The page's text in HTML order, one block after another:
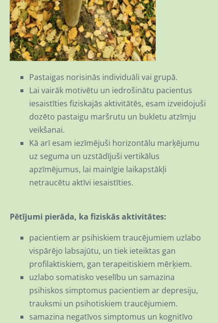
Pastaigas norisinās individuāli vai grupā.
Lai vairāk motivētu un iedrošinātu pacientus
iesaistīties fiziskajās aktivitātēs, esam izveidojuši
dozēto pastaigu maršrutu un bukletu atzīmju
veikšanai.
Kā arī esam iezīmējuši horizontālu marķējumu
uz seguma un uzstādījuši vertikālus
apzīmējumus, lai mainīgie laikapstākļi
netraucētu aktīvi iesaistīties.
Pētījumi pierāda, ka fiziskās aktivitātes:
pacientiem ar psihiskiem traucējumiem uzlabo
vispārējo labsajūtu, un tiek ieteiktas gan
profilaktiskiem, gan terapeitiskiem mērķiem.
uzlabo somatisko veselību un samazina
psihiskos simptomus pacientiem ar depresiju,
trauksmi un psihotiskiem traucējumiem.
samazina negatīvos simptomus un kognitīvo